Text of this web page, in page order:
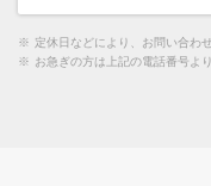
※ 定休日などにより、お問い合わ
※ お急ぎの方は上記の電話番号よ